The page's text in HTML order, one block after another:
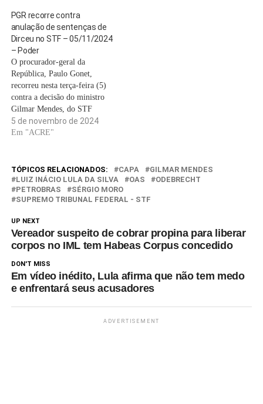
atos da força-tarefa sob o
argumento de irregularidades
na condução das
investigações…
PGR recorre contra
anulação de sentenças de
Dirceu no STF – 05/11/2024
– Poder
O procurador-geral da
República, Paulo Gonet,
recorreu nesta terça-feira (5)
contra a decisão do ministro
Gilmar Mendes, do STF
(Supremo Tribunal Federal),
de anular as condenações do
rito do Supremo, o recurso
será analisado por Gilmar. Se
ele negá-lo, o caso…
5 de novembro de 2024
Em "ACRE"
TÓPICOS RELACIONADOS: CAPA
GILMAR MENDES
LUIZ INÁCIO LULA DA SILVA
OAS
ODEBRECHT
PETROBRAS
SÉRGIO MORO
SUPREMO TRIBUNAL FEDERAL - STF
UP NEXT
Vereador suspeito de cobrar propina para liberar
corpos no IML tem Habeas Corpus concedido
DON'T MISS
Em vídeo inédito, Lula afirma que não tem medo
e enfrentará seus acusadores
ADVERTISEMENT